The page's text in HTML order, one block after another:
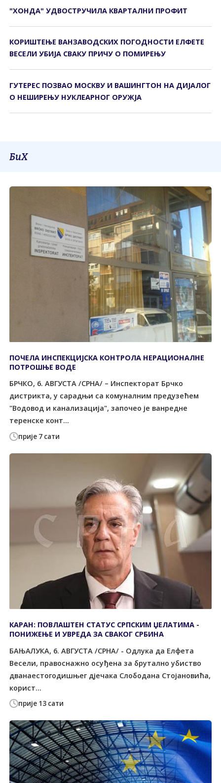
"ХОНДА" УДВОСТРУЧИЛА КВАРТАЛНИ ПРОФИТ
КОРИШТЕЊЕ ВАНЗАВОДСКИХ ПОГОДНОСТИ ЕЛФЕТЕ
ВЕСЕЛИ УБИЈА СВАКУ ПРИЧУ О ПОМИРЕЊУ
ГУТЕРЕС ПОЗВАО МОСКВУ И ВАШИНГТОН НА ДИЈАЛОГ
О НЕШИРЕЊУ НУКЛЕАРНОГ ОРУЖЈА
БиХ
прије 7 сати
ПОЧЕЛА ИНСПЕКЦИЈСКА КОНTРОЛА НЕРАЦИОНАЛНЕ
ПОTРОШЊЕ ВОДЕ
БРЧКО, 6. АВГУСTА /СРНА/ – Инспекторат Брчко
дистрикта, у сарадњи са комуналним предузећем
"Водовод и канализација", започео је ванредне
теренске конт...
прије 13 сати
КАРАН: ПОВЛАШТЕН СТАТУС СРПСКИМ ЏЕЛАТИМА -
ПОНИЖЕЊЕ И УВРЕДА ЗА СВАКОГ СРБИНА
БАЊАЛУКА, 6. АВГУСТА /СРНА/ - Одлука да Елфета
Весели, правоснажно осуђена за брутално убиство
дванаестогодишњег дјечака Слободана Стојановића,
корист...